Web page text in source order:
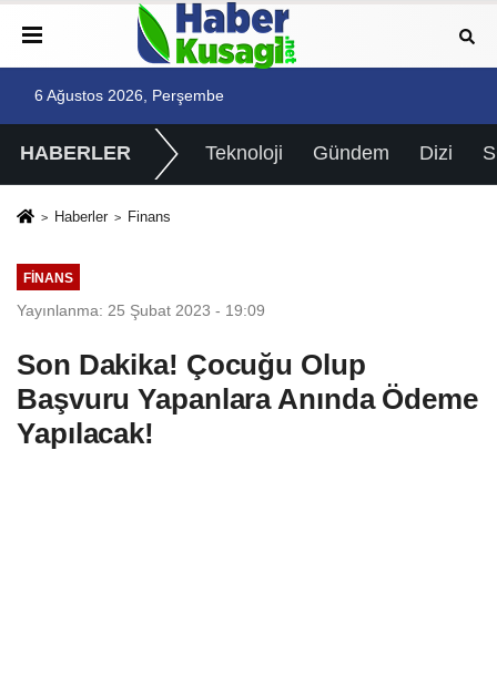
6 Ağustos 2026, Perşembe
HABERLER Teknoloji Gündem Dizi
Haberler Finans
FINANS
Yayınlanma: 25 Şubat 2023 - 19:09
Son Dakika! Çocuğu Olup
Başvuru Yapanlara Anında Ödeme
Yapılacak!